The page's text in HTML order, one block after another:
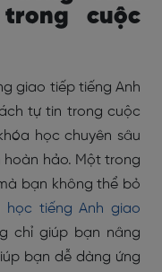
cuộc
giao tiếp tiếng Anh
tự tin trong cuộc
học chuyên sâu
hoàn hảo. Một trong
bạn không thể bỏ
học tiếng Anh giao
chỉ giúp bạn nâng
bạn dễ dàng ứng